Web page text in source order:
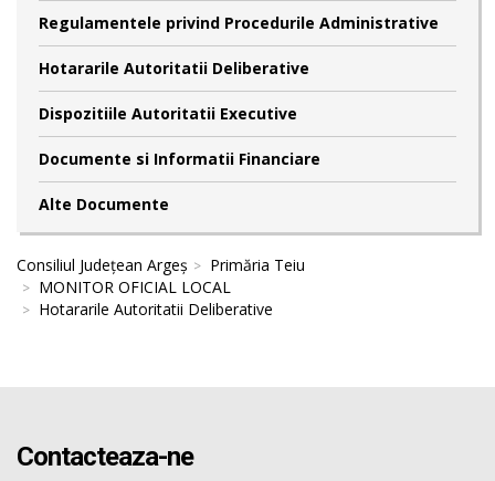
Regulamentele privind Procedurile Administrative
Hotararile Autoritatii Deliberative
Dispozitiile Autoritatii Executive
Documente si Informatii Financiare
Alte Documente
Consiliul Județean Argeș
Primăria Teiu
MONITOR OFICIAL LOCAL
Hotararile Autoritatii Deliberative
Contacteaza-ne